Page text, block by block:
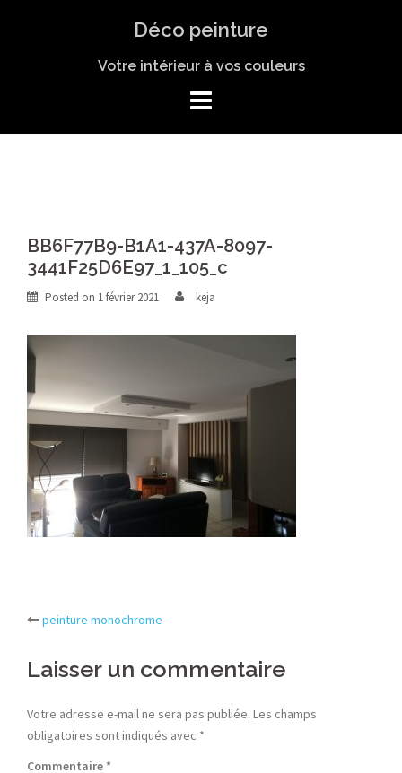
Déco peinture
Votre intérieur à vos couleurs
BB6F77B9-B1A1-437A-8097-
3441F25D6E97_1_105_c
Posted on 1 février 2021 keja
Post
navigation
peinture monochrome
Laisser un commentaire
Votre adresse e-mail ne sera pas publiée. Les champs
obligatoires sont indiqués avec *
Commentaire *